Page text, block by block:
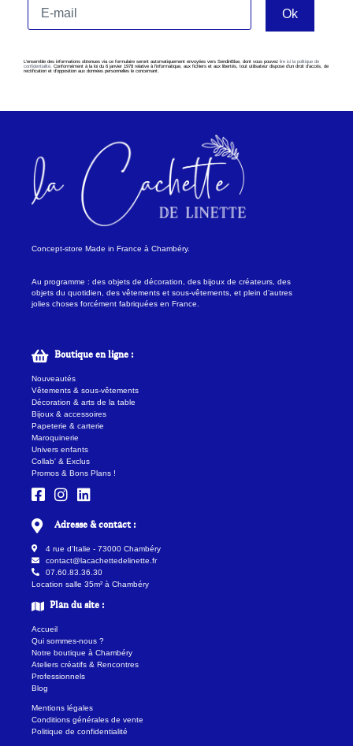
L’ensemble des informations obtenues via ce formulaire seront automatiquement envoyées vers SendinBlue, dont vous pouvez lire ici la politique de
confidentialité . Conformément à la loi du 6 janvier 1978 relative à l’informatique, aux fichiers et aux libertés, tout utilisateur dispose d’un droit d’accès, de
rectification et d’opposition aux données personnelles le concernant.
Concept-store Made in France à Chambéry.
Au programme : des objets de décoration, des bijoux de créateurs, des
objets du quotidien, des vêtements et sous-vêtements, et plein d’autres
jolies choses forcément fabriquées en France.
Boutique en ligne :
Nouveautés
Vêtements & sous-vêtements
Décoration & arts de la table
Bijoux & accessoires
Papeterie & carterie
Maroquinerie
Univers enfants
Collab' & Exclus
Promos & Bons Plans !
Adresse & contact :
4 rue d'Italie - 73000 Chambéry
contact@lacachettedelinette.fr
07.60.83.36.30
Location salle 35m² à Chambéry
Plan du site :
Accueil
Qui sommes-nous ?
Notre boutique à Chambéry
Ateliers créatifs & Rencontres
Professionnels
Blog
Mentions légales
Conditions générales de vente
Politique de confidentialité